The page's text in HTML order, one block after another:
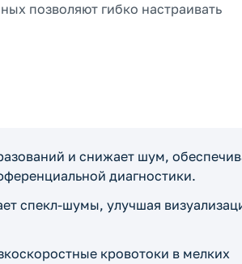
позволяют гибко настраивать
и снижает шум,
диагностики.
спекл-шумы, улучшая
кровотоки в мелких